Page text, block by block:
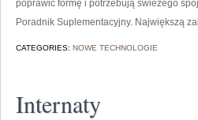
poprawić formę i potrzebują świeżego
Poradnik Suplementacyjny. Największą
CATEGORIES: NOWE TECHNOLOGIE
Internaty